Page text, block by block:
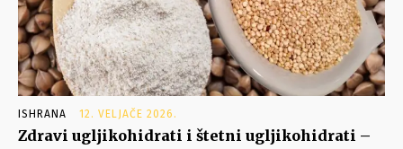
ISHRANA 12. VELJAČE 2026.
Zdravi ugljikohidrati i štetni ugljikohidrati –